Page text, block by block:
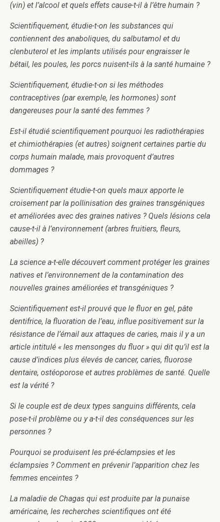
(vin) et l’alcool et quels effets cause-t-il à l’être humain ?
Scientifiquement, étudie-t-on les substances qui
contiennent des anaboliques, du salbutamol et du
clenbuterol et les implants utilisés pour engraisser le
bétail, les poules, les porcs nuisent-ils à la santé humaine ?
Scientifiquement, étudie-t-on si les méthodes
contraceptives (par exemple, les hormones) sont
dangereuses pour la santé des femmes ?
Est-il étudié scientifiquement pourquoi les radiothérapies
et chimiothérapies (et autres) soignent certaines partie du
corps humain malade, mais provoquent d’autres
dommages ?
Scientifiquement étudie-t-on quels maux apporte le
croisement par la pollinisation des graines transgéniques
et améliorées avec des graines natives ? Quels lésions cela
cause-t-il à l’environnement (arbres fruitiers, fleurs,
abeilles) ?
La science a-t-elle découvert comment protéger les graines
natives et l’environnement de la contamination des
nouvelles graines améliorées et transgéniques ?
Scientifiquement est-il prouvé que le fluor en gel, pâte
dentifrice, la fluoration de l’eau, influe positivement sur la
résistance de l’émail aux attaques de caries, mais il y a un
article intitulé « les mensonges du fluor » qui dit qu’il est la
cause d’indices plus élevés de cancer, caries, fluorose
dentaire, ostéoporose et autres problèmes de santé. Quelle
est la vérité ?
Si le couple est de deux types sanguins différents, cela
pose-t-il problème ou y a-t-il des conséquences sur les
personnes ?
Pourquoi se produisent les pré-éclampsies et les
éclampsies ? Comment en prévenir l’apparition chez les
femmes enceintes ?
La maladie de Chagas qui est produite par la punaise
américaine, les recherches scientifiques ont été